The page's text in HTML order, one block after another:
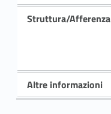
Struttura/Afferenza
Altre informazioni